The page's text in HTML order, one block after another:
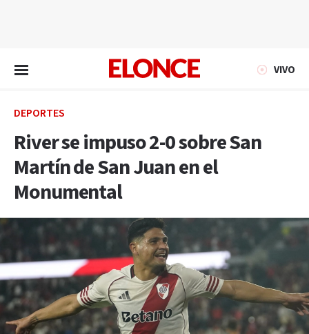
VIVO
DEPORTES
River se impuso 2-0 sobre San
Martín de San Juan en el
Monumental